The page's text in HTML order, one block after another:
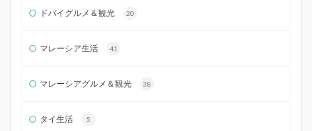
ドバイグルメ＆観光 20
マレーシア生活 41
マレーシアグルメ＆観光 38
タイ生活 5